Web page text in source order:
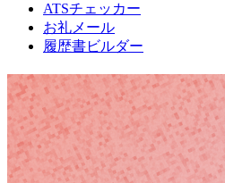
ATSチェッカー
お礼メール
履歴書ビルダー